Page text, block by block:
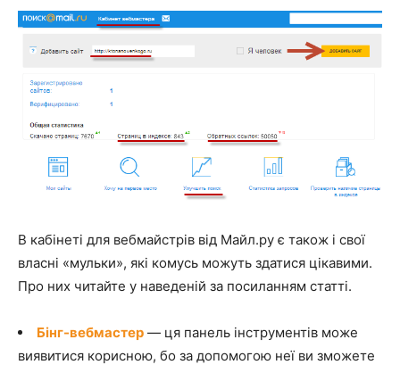
В кабінеті для вебмайстрів від Майл.ру є також і свої
власні «мульки», які комусь можуть здатися цікавими.
Про них читайте у наведеній за посиланням статті.
Бінг-вебмастер — ця панель інструментів може
виявитися корисною, бо за допомогою неї ви зможете